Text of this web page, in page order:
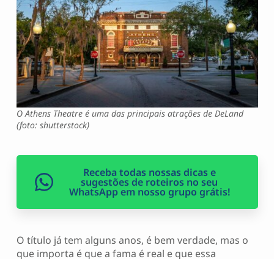
O Athens Theatre é uma das principais atrações de DeLand
(foto: shutterstock)
Receba todas nossas dicas e
sugestões de roteiros no seu
WhatsApp em nosso grupo grátis!
O título já tem alguns anos, é bem verdade, mas o
que importa é que a fama é real e que essa